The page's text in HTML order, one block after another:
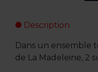
Description
Dans un ensemble
de La Madeleine, 2